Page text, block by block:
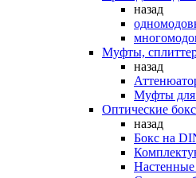
назад
Муфты,
назад
Муфты для
Оптические
назад
Бокс на